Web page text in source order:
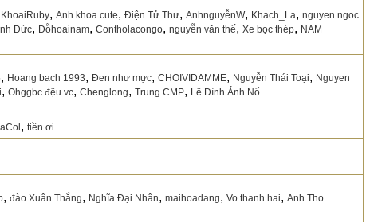
KhoaiRuby, Anh khoa cute, Điện Tử Thư, AnhnguyễnW, Khach_La, nguyen ngoc
Đức, Đỗhoainam, Contholacongo, nguyễn văn thế, Xe bọc thép, NAM
, Hoang bach 1993, Đen như mực, CHOIVIDAMME, Nguyễn Thái Toại, Nguyen
, Ohggbc đệu vc, Chenglong, Trung CMP, Lê Đình Ánh Nổ
, tiền ơi
, đào Xuân Thắng, Nghĩa Đại Nhân, maihoadang, Vo thanh hai, Anh Tho